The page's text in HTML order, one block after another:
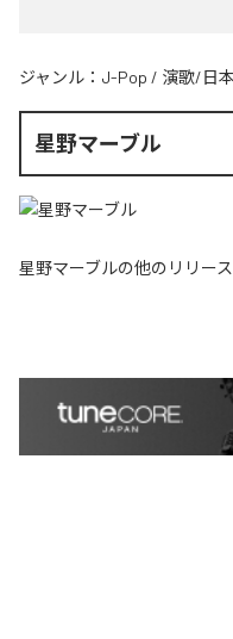
ジャンル： J-Pop / 演歌/日
星野マーブル
星野マーブルの他のリリース